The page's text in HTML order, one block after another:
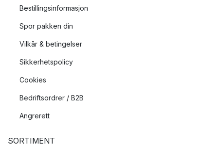
Bestillingsinformasjon
Spor pakken din
Vilkår & betingelser
Sikkerhetspolicy
Cookies
Bedriftsordrer / B2B
Angrerett
SORTIMENT